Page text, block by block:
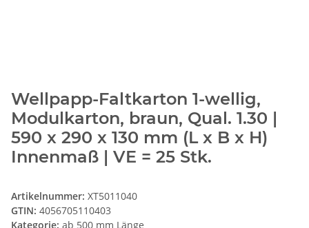
Wellpapp-Faltkarton 1-wellig,
Modulkarton, braun, Qual. 1.30 |
590 x 290 x 130 mm (L x B x H)
Innenmaß | VE = 25 Stk.
Artikelnummer: XT5011040
GTIN: 4056705110403
Kategorie: ab 500 mm Länge